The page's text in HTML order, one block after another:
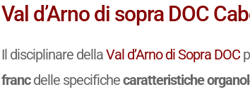
Val d’Arno di sopra DOC
Il disciplinare dellaVal d’Arno di Sopra DOC
francdelle specifichecaratteristiche